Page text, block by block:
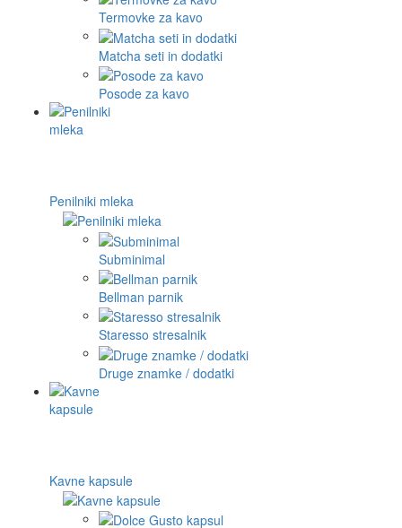
Termovke za kavo
Matcha seti in dodatki
Posode za kavo
Penilniki mleka
Subminimal
Bellman parnik
Staresso stresalnik
Druge znamke / dodatki
Kavne kapsule